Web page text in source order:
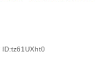
ID:tz61UXht0